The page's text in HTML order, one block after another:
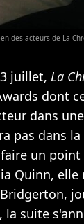
des acteurs de La
juillet, La
dont
dans
pas dans
un
Quinn,
la suite